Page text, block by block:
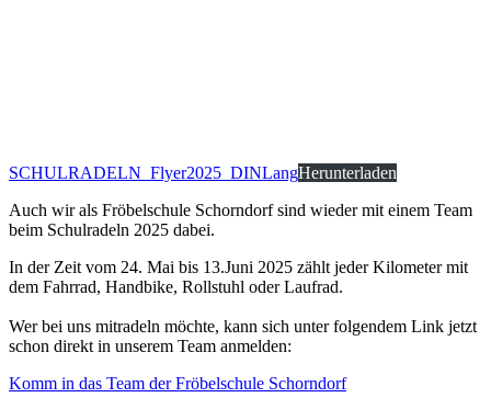
SCHULRADELN_Flyer2025_DINLangHerunterladen
Auch wir als Fröbelschule Schorndorf sind wieder mit einem Team
beim Schulradeln 2025 dabei.
In der Zeit vom 24. Mai bis 13.Juni 2025 zählt jeder Kilometer mit
dem Fahrrad, Handbike, Rollstuhl oder Laufrad.
Wer bei uns mitradeln möchte, kann sich unter folgendem Link jetzt
schon direkt in unserem Team anmelden:
Komm in das Team der Fröbelschule Schorndorf